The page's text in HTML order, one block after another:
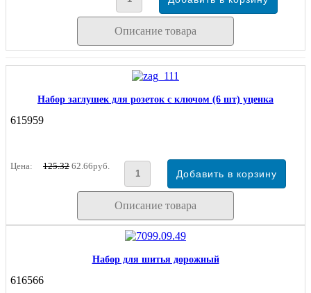
Описание товара
Набор заглушек для розеток с ключом (6 шт) уценка
615959
Цена: 125.32 62.66руб.
Описание товара
Набор для шитья дорожный
616566